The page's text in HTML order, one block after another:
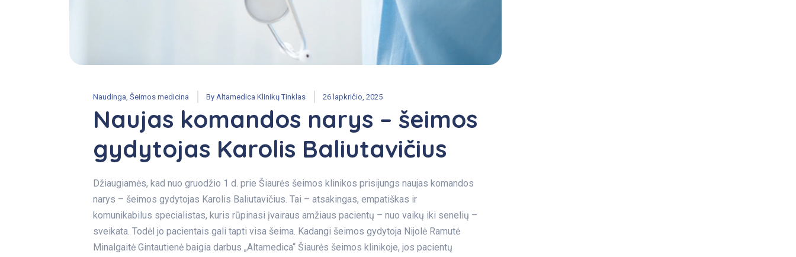
Naudinga, Šeimos medicina By Altamedica Klinikų Tinklas 26 lapkričio, 2025
Naujas komandos narys – šeimos
gydytojas Karolis Baliutavičius
Džiaugiamės, kad nuo gruodžio 1 d. prie Šiaurės šeimos klinikos prisijungs naujas komandos
narys – šeimos gydytojas Karolis Baliutavičius. Tai – atsakingas, empatiškas ir
komunikabilus specialistas, kuris rūpinasi įvairaus amžiaus pacientų – nuo vaikų iki senelių –
sveikata. Todėl jo pacientais gali tapti visa šeima. Kadangi šeimos gydytoja Nijolė Ramutė
Minalgaitė Gintautienė baigia darbus „Altamedica“ Šiaurės šeimos klinikoje, jos pacientų